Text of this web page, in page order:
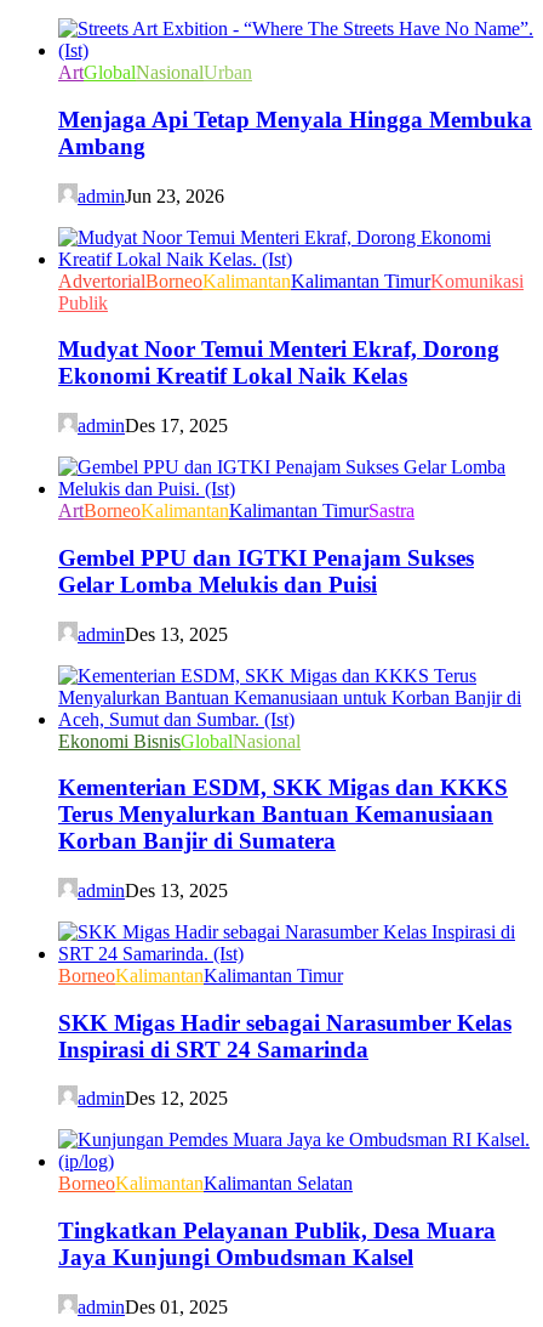
ArtGlobalNasionalUrban
Menjaga Api Tetap Menyala Hingga Membuka
Ambang
adminJun 23, 2026
AdvertorialBorneoKalimantanKalimantan TimurKomunikasi
Publik
Mudyat Noor Temui Menteri Ekraf, Dorong
Ekonomi Kreatif Lokal Naik Kelas
adminDes 17, 2025
ArtBorneoKalimantanKalimantan TimurSastra
Gembel PPU dan IGTKI Penajam Sukses
Gelar Lomba Melukis dan Puisi
adminDes 13, 2025
Ekonomi BisnisGlobalNasional
Kementerian ESDM, SKK Migas dan KKKS
Terus Menyalurkan Bantuan Kemanusiaan
Korban Banjir di Sumatera
adminDes 13, 2025
BorneoKalimantanKalimantan Timur
SKK Migas Hadir sebagai Narasumber Kelas
Inspirasi di SRT 24 Samarinda
adminDes 12, 2025
BorneoKalimantanKalimantan Selatan
Tingkatkan Pelayanan Publik, Desa Muara
Jaya Kunjungi Ombudsman Kalsel
adminDes 01, 2025